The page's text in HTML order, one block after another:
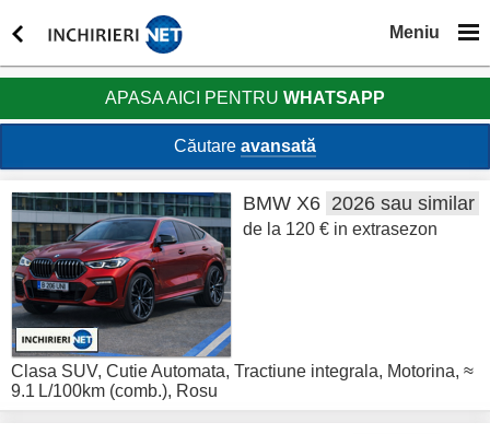
Meniu
APASA AICI PENTRUWHATSAPP
Căutare avansată
BMW X6 2026 sau similar
de la 120 € in extrasezon
Clasa SUV, Cutie Automata, Tractiune integrala, Motorina, ≈
9.1 L/100km (comb.), Rosu